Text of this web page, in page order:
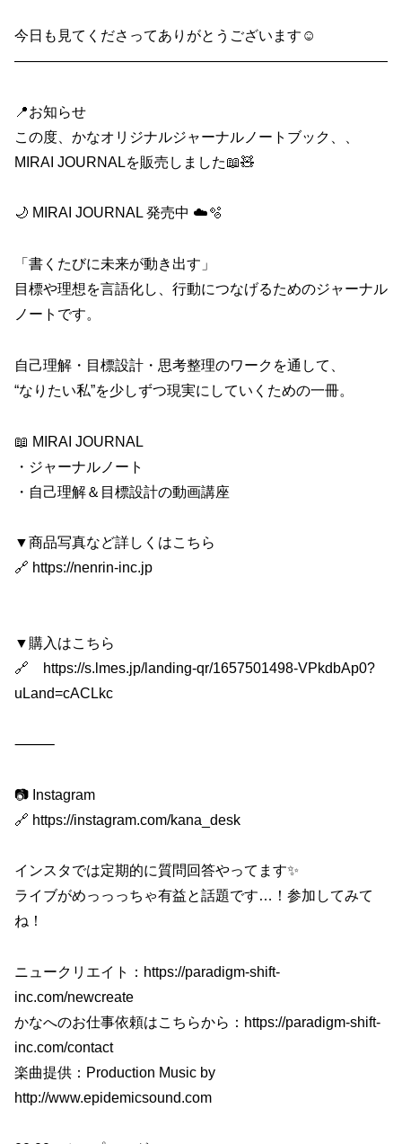
今日も見てくださってありがとうございます☺️
——————————————————————————
📍お知らせ
この度、かなオリジナルジャーナルノートブック、、
MIRAI JOURNALを販売しました📖🧸
🌙 MIRAI JOURNAL 発売中 ☁️🫧
「書くたびに未来が動き出す」
目標や理想を言語化し、行動につなげるためのジャーナル
ノートです。
自己理解・目標設計・思考整理のワークを通して、
“なりたい私”を少しずつ現実にしていくための一冊。
📖 MIRAI JOURNAL
・ジャーナルノート
・自己理解＆目標設計の動画講座
▼商品写真など詳しくはこちら
🔗 https://nenrin-inc.jp
▼購入はこちら
🔗 https://s.lmes.jp/landing-qr/1657501498-VPkdbAp0?
uLand=cACLkc
⸻
📷 Instagram
🔗 https://instagram.com/kana_desk
インスタでは定期的に質問回答やってます✨
ライブがめっっっちゃ有益と話題です…！参加してみて
ね！
ニュークリエイト：https://paradigm-shift-
inc.com/newcreate
かなへのお仕事依頼はこちらから：https://paradigm-shift-
inc.com/contact
楽曲提供：Production Music by
http://www.epidemicsound.com